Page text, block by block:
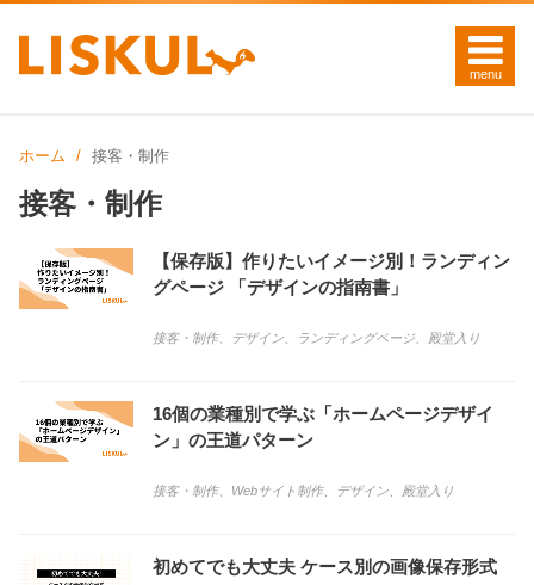
ホーム 接客・制作
接客・制作
【保存版】作りたいイメージ別！ランディン
グページ 「デザインの指南書」
接客・制作、 デザイン ランディングページ、 殿堂入り
16個の業種別で学ぶ「ホームページデザイ
ン」の王道パターン
接客・制作、 Webサイト制作、 デザイン 殿堂入り
初めてでも大丈夫 ケース別の画像保存形式